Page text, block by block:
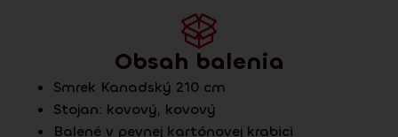
Obsah balenia
Smrek Kanadský 210 cm
Stojan: kovový, kovový
Balené v pevnej kartónovej krabici